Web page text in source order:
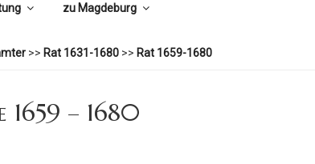
zu Magdeburg
>> Rat 1631-1680 >> Rat 1659-1680
1659 – 1680